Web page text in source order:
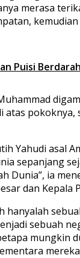
merasa
Puisi Berdarah
pokoknya,
Yahudi asal
sepanjang
Dunia”, ia
dan Kepala
hanyalah
sebuah
mungkin